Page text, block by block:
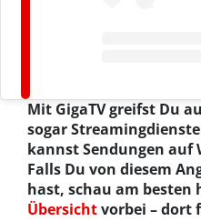
Mit GigaTV greifst Du
sogar
kannst Sendungen auf
Falls Du von diesem
hast, schau am besten
Übersichtvorbei – dort